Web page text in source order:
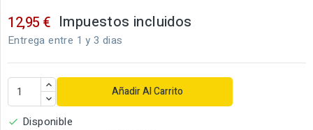
12,95 € Impuestos incluidos
Entrega entre 1 y 3 dias
Añadir Al Carrito
 Disponible